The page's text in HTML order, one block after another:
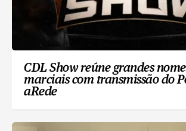
CDL Show reúne grandes
marciais com transmissão do
aRede